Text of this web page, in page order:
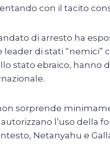
con il tacito
di arresto ha
di stati “nemici”
stato ebraico, hanno
sorprende
l’uso della
Netanyahu e